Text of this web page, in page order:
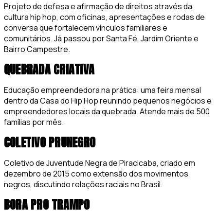
Projeto de defesa e afirmação de direitos através da
cultura hip hop, com oficinas, apresentações e rodas de
conversa que fortalecem vínculos familiares e
comunitários. Já passou por Santa Fé, Jardim Oriente e
Bairro Campestre.
QUEBRADA CRIATIVA
Educação empreendedora na prática: uma feira mensal
dentro da Casa do Hip Hop reunindo pequenos negócios e
empreendedores locais da quebrada. Atende mais de 500
famílias por mês.
COLETIVO PRUNEGRO
Coletivo de Juventude Negra de Piracicaba, criado em
dezembro de 2015 como extensão dos movimentos
negros, discutindo relações raciais no Brasil.
BORA PRO TRAMPO